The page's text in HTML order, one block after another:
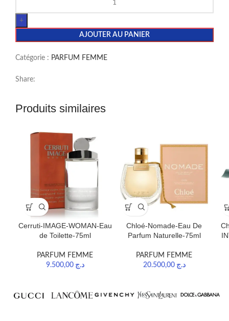
AJOUTER AU PANIER
Catégorie : PARFUM FEMME
Share:
Produits similaires
Cerruti-IMAGE-WOMAN-Eau
de Toilette-75ml
PARFUM FEMME
د.ج 9.500,00
Chloé-Nomade-Eau De
Parfum Naturelle-75ml
PARFUM FEMME
د.ج 20.500,00